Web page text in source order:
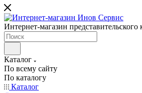
Интернет-магазин представительского
Каталог
По всему сайту
По каталогу
Каталог